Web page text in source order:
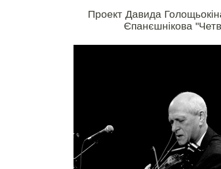
Проект Давида
Єпанєшнікова